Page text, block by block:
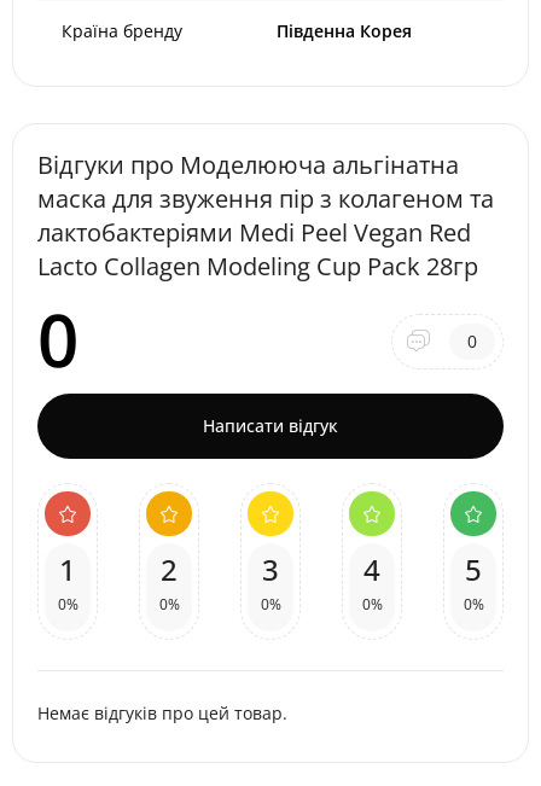
Країна бренду Південна Корея
Відгуки про Моделююча альгінатна
маска для звуження пір з колагеном та
лактобактеріями Medi Peel Vegan Red
Lacto Collagen Modeling Cup Pack 28гр
0 0
Написати відгук
1
0%
2
0%
3
0%
4
0%
5
0%
Немає відгуків про цей товар.